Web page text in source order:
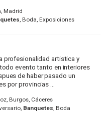
Madrid
, Boda, Exposiciones
profesionalidad artistica y
evento tanto en interiores
de haber pasado un
por provincias ...
Burgos, Cáceres
Banquetes, Boda